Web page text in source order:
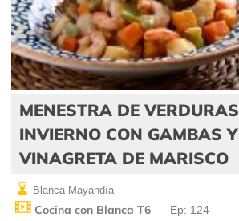
MENESTRA DE
INVIERNO CON GAMBAS Y
VINAGRETA DE MARISCO
Blanca Mayandía
Cocina con Blanca T6 Ep: 124